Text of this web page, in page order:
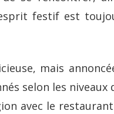
festif est
mais
selon les
avec le